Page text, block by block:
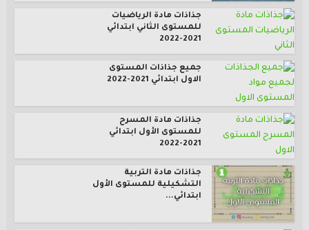
جذاذات مادة الرياضيات
للمستوى الثاني ابتدائي
2021-2022
جميع جذاذات المستوى
الاول ابتدائي 2021-2022
جذاذات مادة المسرح
للمستوى الأول ابتدائي
2021-2022
جذاذات مادة التربية
التشكيلية للمستوى الأول
ابتدائي...